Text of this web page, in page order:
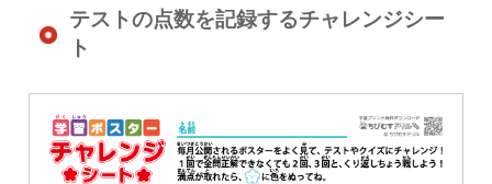
テストの点数を記録するチャレンジシー
ト